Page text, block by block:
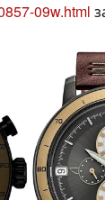
09w.html